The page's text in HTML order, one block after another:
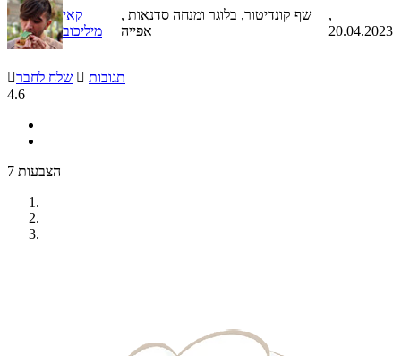
קאי
מיליכוב
, שף קונדיטור, בלוגר ומנחה סדנאות
אפייה
,
20.04.2023
שלח לחבר  תגובות
4.6
7 הצבעות